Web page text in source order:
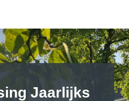
Jaarlijks